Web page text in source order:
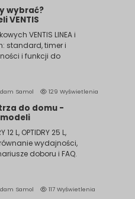
wybrać?
VENTIS
VENTIS LINEA i
standard, timer i
i funkcji do
Samol 129 Wyświetlenia
do domu -
L, OPTIDRY 25 L,
wydajności,
doboru i FAQ.
Samol 117 Wyświetlenia